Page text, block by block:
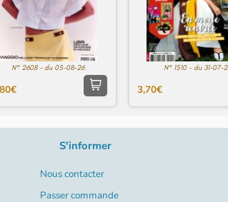
N° 2608 - du 05-08-26 N° 1510 - du 31-07-
3,70€
S'informer
Nous contacter
Passer commande